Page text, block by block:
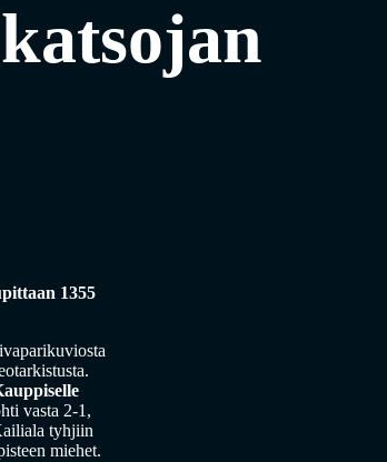
1355
vasta 2-1,
tyhjiin
miehet.